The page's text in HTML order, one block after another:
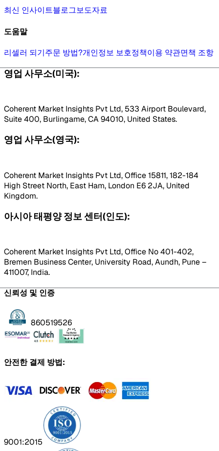
최신 인사이트블로그보도자료
도움말
리셀러 되기주문 방법?개인정보 보호정책이용 약관면책 조항
영업 사무소(미국):
Coherent Market Insights Pvt Ltd, 533 Airport Boulevard,
Suite 400, Burlingame, CA 94010, United States.
영업 사무소(영국):
Coherent Market Insights Pvt Ltd, Office 15811, 182-184
High Street North, East Ham, London E6 2JA, United
Kingdom.
아시아 태평양 정보 센터(인도):
Coherent Market Insights Pvt Ltd, Office No 401-402,
Bremen Business Center, University Road, Aundh, Pune –
411007, India.
신뢰성 및 인증
860519526
안전한 결제 방법:
9001:2015